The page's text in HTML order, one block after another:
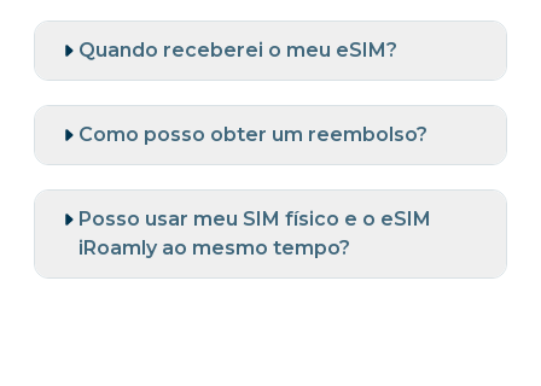
Quando receberei o meu eSIM?
Como posso obter um reembolso?
Posso usar meu SIM físico e o eSIM
iRoamly ao mesmo tempo?